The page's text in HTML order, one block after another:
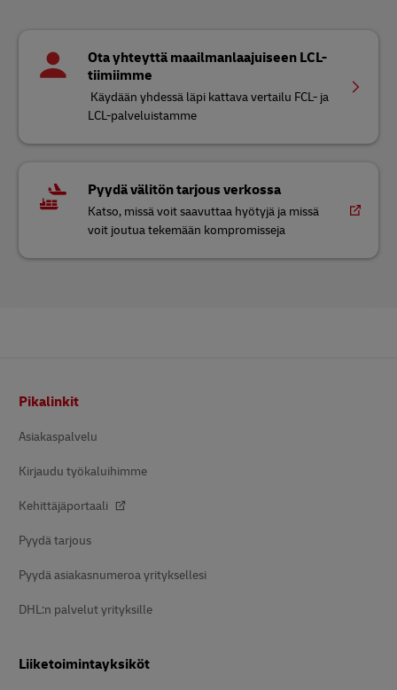
Ota yhteyttä maailmanlaajuiseen LCL-
tiimiimme
Käydään yhdessä läpi kattava vertailu FCL- ja
LCL-palveluistamme
Pyydä välitön tarjous verkossa
Katso, missä voit saavuttaa hyötyjä ja missä
voit joutua tekemään kompromisseja
Pikalinkit
Asiakaspalvelu
Kirjaudu työkaluihimme
Kehittäjäportaali
Pyydä tarjous
Pyydä asiakasnumeroa yrityksellesi
DHL:n palvelut yrityksille
Liiketoimintayksiköt